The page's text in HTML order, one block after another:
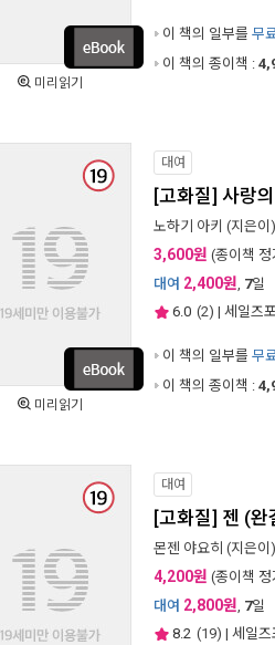
미리읽기
이 책의 일부를 무
이 책의 종이책 :
미리읽기
대여
[고화질] 사랑
노하기 아키 (지은이
3,600원 (종이책 정
대여 2,400원, 7일
6.0 (2) | 세일즈
이 책의 일부를 무
이 책의 종이책 :
대여
[고화질] 젠 (완
몬젠 야요히 (지은이
4,200원 (종이책 정
대여 2,800원, 7일
8.2 (19) | 세일즈